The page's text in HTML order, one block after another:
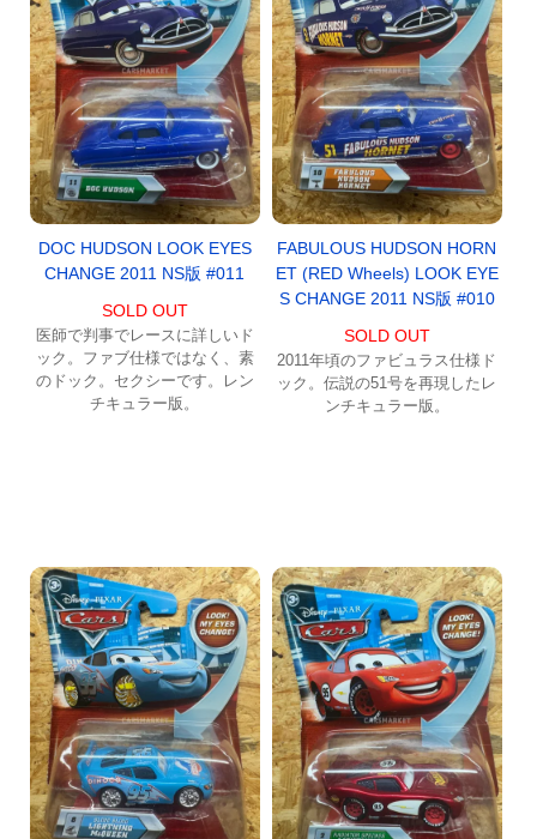
DOC HUDSON LOOK EYES
CHANGE 2011 NS版 #011
SOLD OUT
医師で判事でレースに詳しいド
ック。ファブ仕様ではなく、素
のドック。セクシーです。レン
チキュラー版。
FABULOUS HUDSON HORN
ET (RED Wheels) LOOK EYE
S CHANGE 2011 NS版 #010
SOLD OUT
2011年頃のファビュラス仕様ド
ック。伝説の51号を再現したレ
ンチキュラー版。